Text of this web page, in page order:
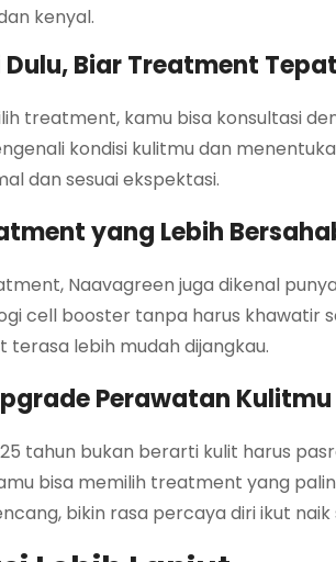
kenyal.
Biar Treatment
treatment, kamu bisa konsultasi
kondisi kulitmu dan
dan sesuai ekspektasi.
yang Lebih
Naavagreen juga dikenal
cell booster tanpa harus khawatir
terasa lebih mudah dijangkau.
Perawatan Kulitmu
tahun bukan berarti kulit harus
bisa memilih treatment yang
bikin rasa percaya diri ikut naik